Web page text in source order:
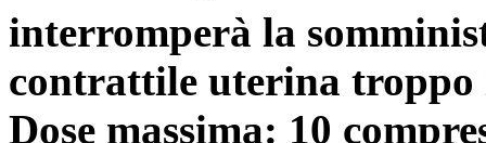
interromperà la
contrattile uterina troppo
Dose massima: 10